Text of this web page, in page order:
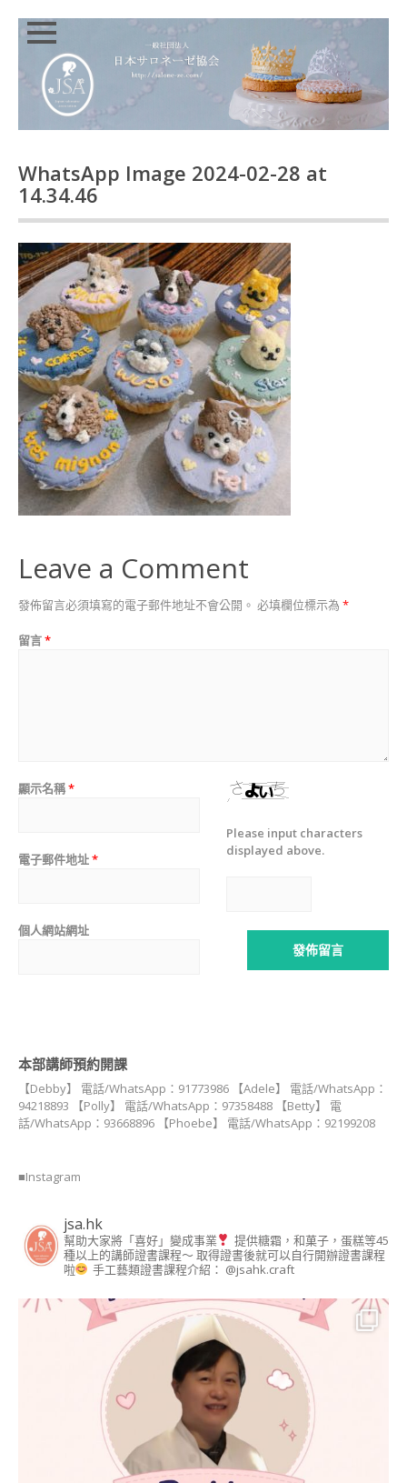
Close
HOMEPAGE
書
課
色
講
師
紹
INSTRUCTOR
INTRODUCTION
JSA
講
師
證
書
程
COURSE
狗狗派對美食講師證
COURSE)
SWEETS
COURSE)
造型冬甩講師證書課
程
講師證書課程
證書課程
造型馬林糖講師證書
課程
造型點心講師證書課
程 (DIM SUM ART
INSTRUCTOR
造型月餅講師證書課
程 (MOONCAKE ART
INSTRUCTOR
WhatsApp Image 2024-02-28 at
14.34.46
Leave a Comment
發佈留言必須填寫的電子郵件地址不會公開。 必填欄位標示為 *
留言*
顯示名稱*
電子郵件地址*
個人網站網址
Please input characters
displayed above.
本部講師預約開課
【Debby】 電話/WhatsApp：91773986 【Adele】 電話/WhatsApp：
94218893 【Polly】 電話/WhatsApp：97358488 【Betty】 電
話/WhatsApp：93668896 【Phoebe】 電話/WhatsApp：92199208
■Instagram
jsa.hk
幫助大家將「喜好」變成事業
提供糖霜，和菓子，蛋糕等45
種以上的講師證書課程～ 取得證書後就可以自行開辦證書課程
啦
手工藝類證書課程介紹： @jsahk.craft